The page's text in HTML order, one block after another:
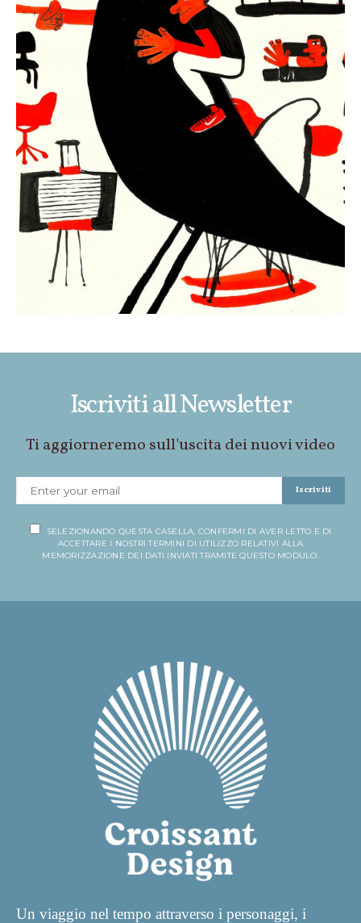
Iscriviti all Newsletter
Ti aggiorneremo sull'uscita dei nuovi video
Iscriviti
SELEZIONANDO QUESTA CASELLA, CONFERMI DI AVER LETTO E DI
ACCETTARE I NOSTRI TERMINI DI UTILIZZO RELATIVI ALLA
MEMORIZZAZIONE DEI DATI INVIATI TRAMITE QUESTO MODULO.
Un viaggio nel tempo attraverso i personaggi, i